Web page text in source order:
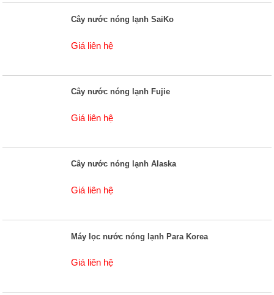
Cây nước nóng lạnh SaiKo
Giá liên hệ
Cây nước nóng lạnh Fujie
Giá liên hệ
Cây nước nóng lạnh Alaska
Giá liên hệ
Máy lọc nước nóng lạnh Para Korea
Giá liên hệ